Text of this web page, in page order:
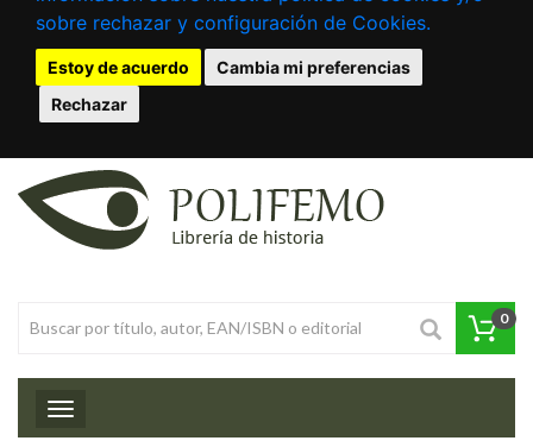
sobre rechazar y configuración de Cookies.
Estoy de acuerdo
Cambia mi preferencias
Rechazar
0
Toggle navigation